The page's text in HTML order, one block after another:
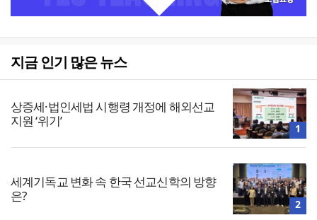
지금 인기 많은 뉴스
상증세·법인세법 시행령 개정에 해외선교
지원 ‘위기’
1
세계기독교 변화 속 한국 선교신학의 방향
은?
2